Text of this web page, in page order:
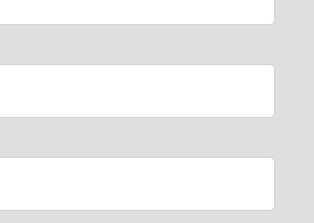
Volvo
Seu Serviço